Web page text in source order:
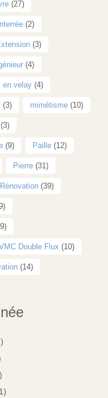
(27)
(2)
(3)
(4)
en velay (4)
(3) mimétisme (10)
(3)
(9) Paille (12)
Pierre (31)
Rénovation (39)
Double Flux (10)
(14)